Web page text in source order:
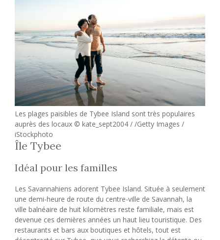
Les plages paisibles de Tybee Island sont très populaires
auprès des locaux © kate_sept2004 / /Getty Images /
iStockphoto
Île Tybee
Idéal pour les familles
Les Savannahiens adorent Tybee Island. Située à seulement
une demi-heure de route du centre-ville de Savannah, la
ville balnéaire de huit kilomètres reste familiale, mais est
devenue ces dernières années un haut lieu touristique. Des
restaurants et bars aux boutiques et hôtels, tout est